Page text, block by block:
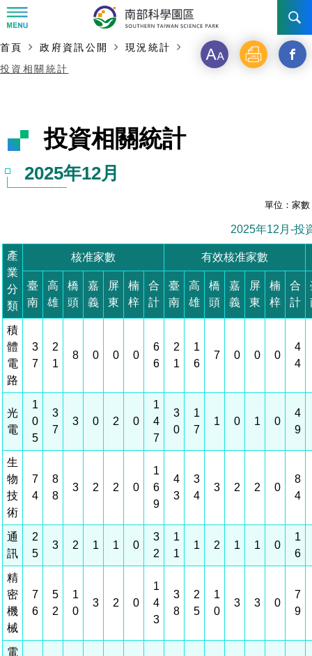
訊息公告
新聞資料專區
園區電子看板專區
發展沿革
組織架構
組織職掌
年度工作展望
國家科學及技術委員會重大政策
廉政園地
工作職掌與聯絡管道
廉政資訊
公職人員及關係人補助交易身分關係公開專區
機關採購廉政平臺
獲獎記錄
檔案應用服務須知
檔案教育訓練及標竿學習
WebMail(新)
認識園區
臺南園區
土地規劃
水電供應
園區資源再生中心
競爭優勢
土地規劃
園區土地廠房宿舍出租資訊
競爭優勢
水電供應
園區土地廠房宿舍出租資訊
污水處理廠
新設園區
交通資訊
廠商名錄
研究機構
文化藝術
考古遺址
園區生活
園區宿舍簡介
南科實中
創新創業
南科AI_ROBOT自造基地
永續園區
永續LOHAS綠色園區
「沙崙生態科學園區生態保育協作平台」公開資訊
入區申辦流程
申辦案件處理時限
工商業務
工安管理
建築管理
電子公文交換
場地借用
相關費用
園區事業管理費
宿舍租金費用
科學園區廠商服務網
園區培訓課程
科學園區人才培育補助計畫
敦親睦鄰經費補助
性平專區
園區廠商採購資訊
主要內容開始
首頁 政府資訊公開
現況統計
投資相關統計
字 列 分
投資相關統計
2025年12月
單位：家數
2025年12月-投
產
業
分
類
核准家數 有效核准家數
臺
南
高
雄
橋
頭
嘉
義
屏
東
楠
梓
合
計
臺
南
高
雄
橋
頭
嘉
義
屏
東
楠
梓
合
計
積
體
電
路
3
7
2
1
8 0 0 0
6
6
2
1
1
6
7 0 0 0
4
4
光
電
1
0
5
3
7
3 0 2 0
1
4
7
3
0
1
7
1 0 1 0
4
9
生
物
技
術
7
4
8
8
3 2 2 0
1
6
9
4
3
3
4
3 2 2 0
8
4
通
訊
2
5
3 2 1 1 0
3
2
1
1
1 2 1 1 0
1
6
精
密
機
械
7
6
5
2
1
0
3 2 0
1
4
3
3
8
2
5
1
0
3 3 0
7
9
電